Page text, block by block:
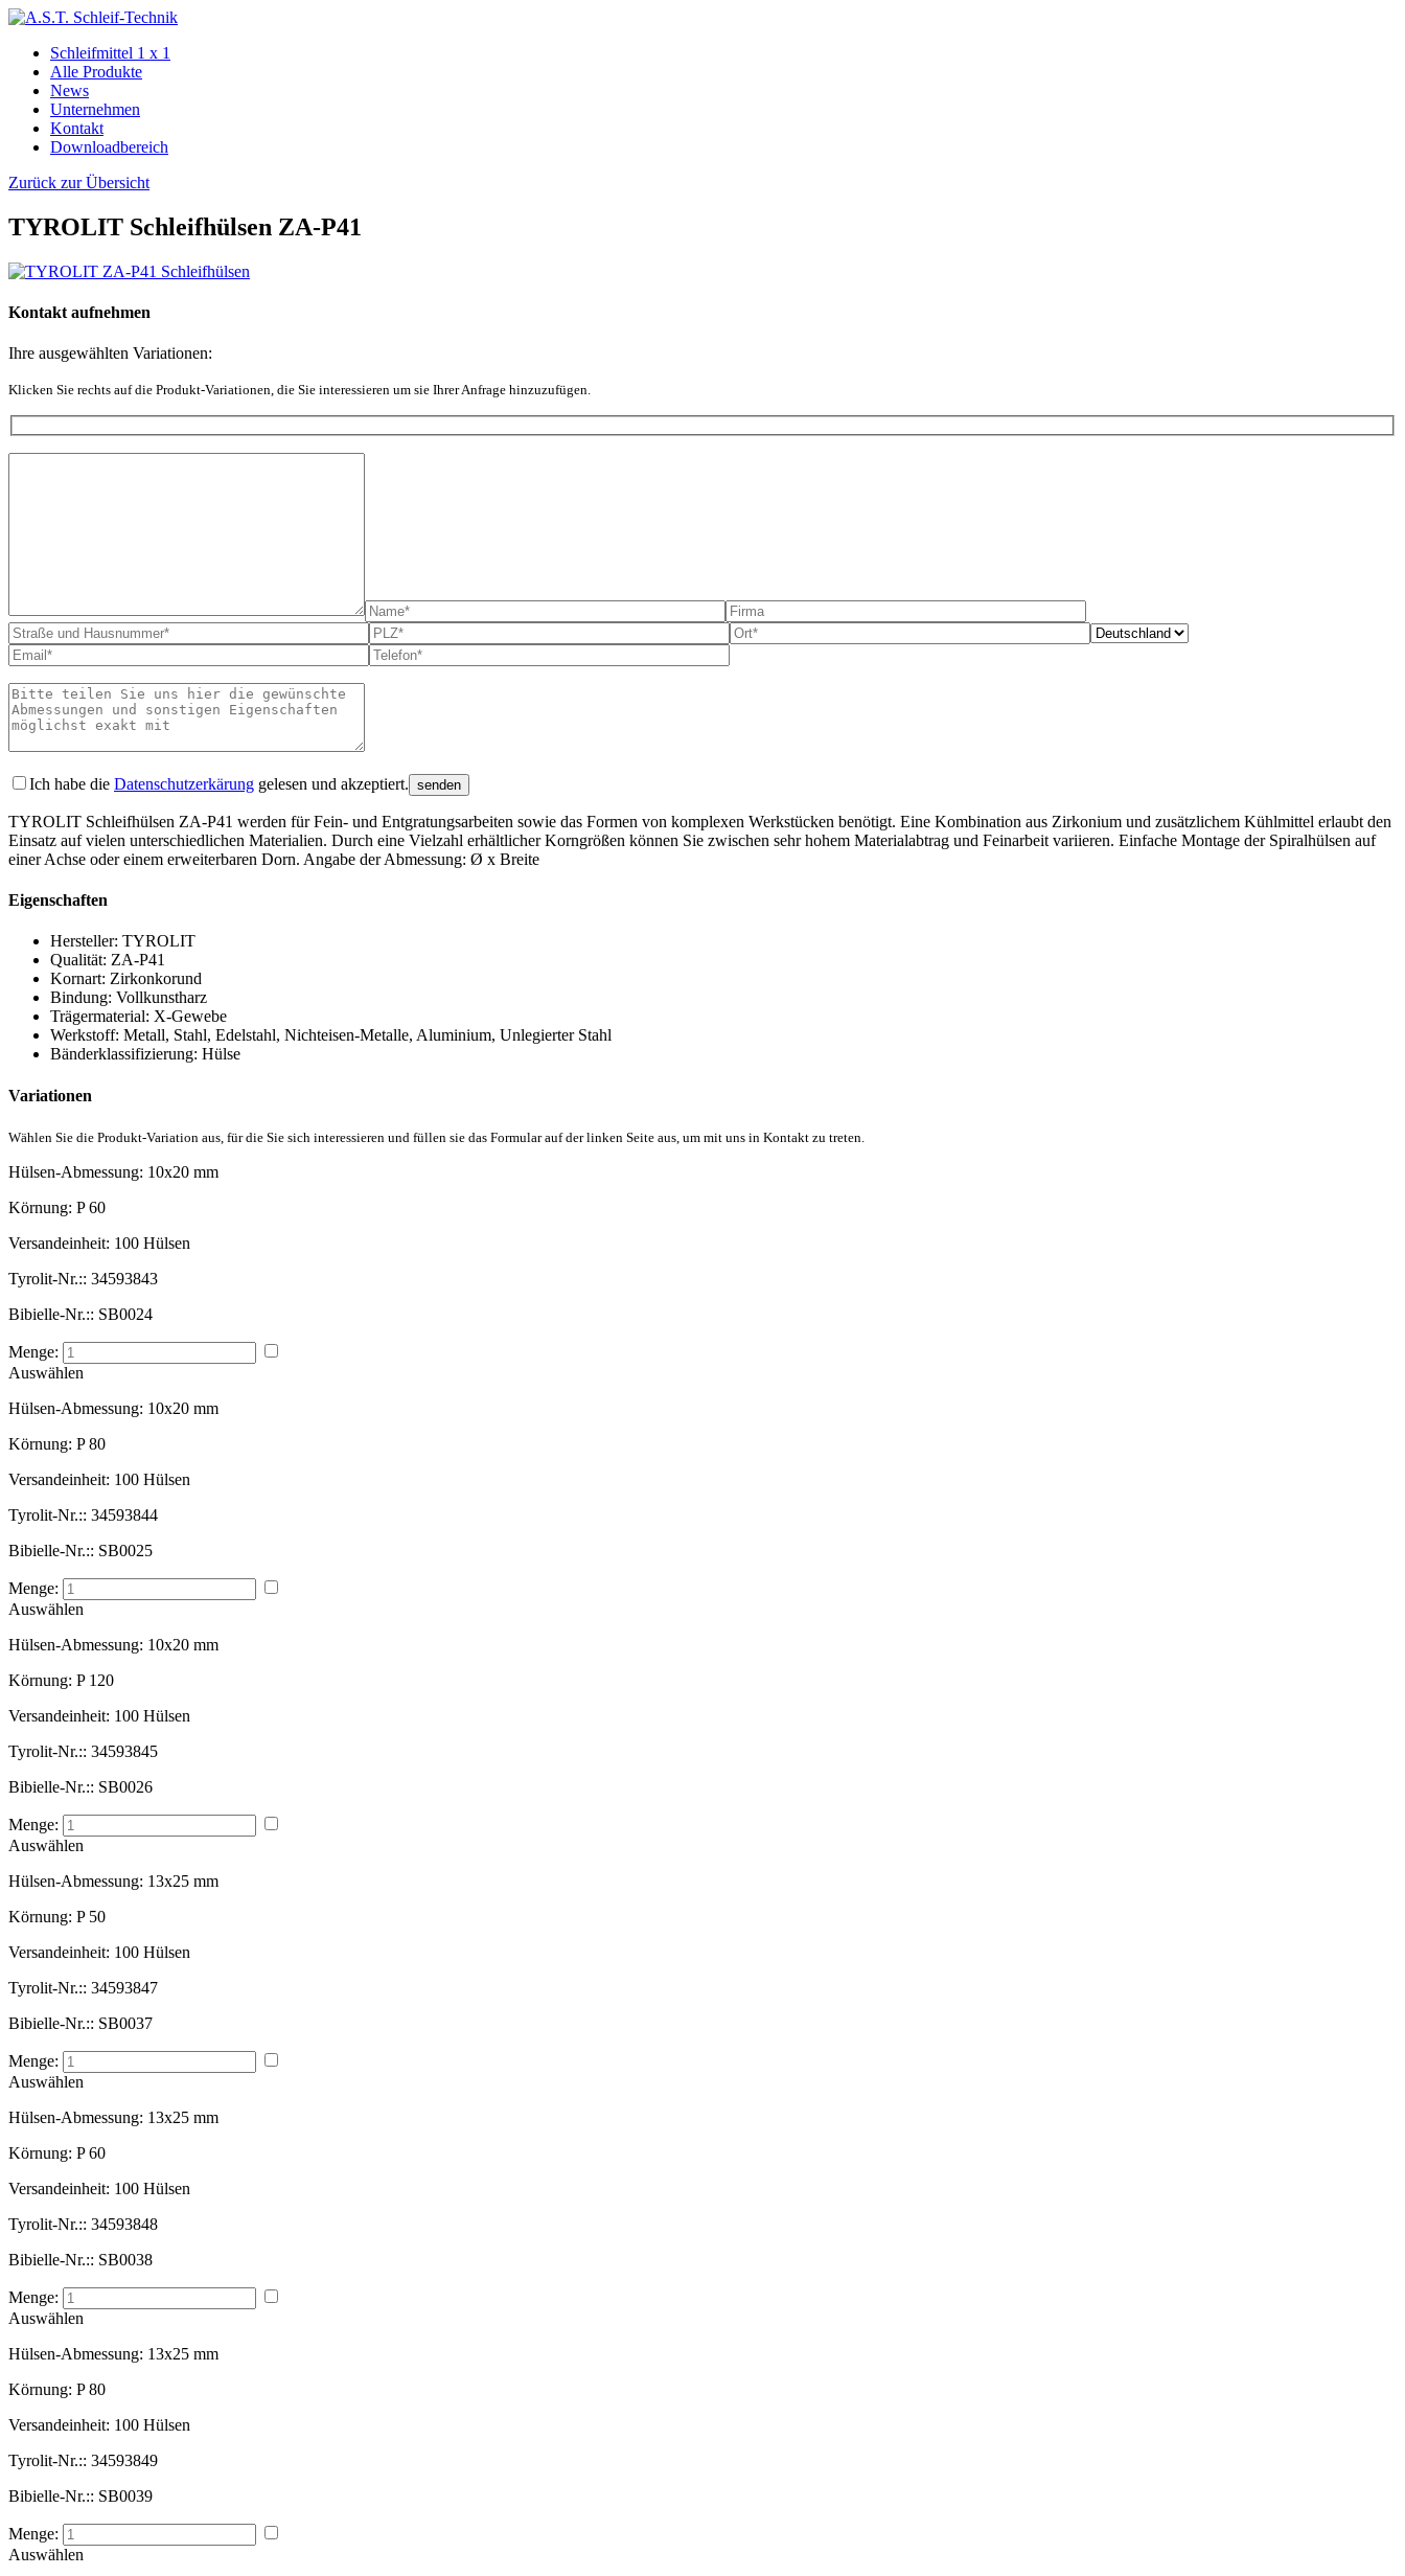
Schleifmittel 1 x 1
Alle Produkte
News
Unternehmen
Kontakt
Downloadbereich
Zurück zur Übersicht
TYROLIT Schleifhülsen ZA-P41
Kontakt aufnehmen
Ihre ausgewählten Variationen:
Klicken Sie rechts auf die Produkt-Variationen, die Sie interessieren um sie Ihrer Anfrage hinzuzufügen.
Ich habe die Datenschutzerkärung gelesen und akzeptiert.Bitte lasse dieses Feld leer.
TYROLIT Schleifhülsen ZA-P41 werden für Fein- und Ent­gra­tungs­arbeiten sowie das Formen von komplexen Werk­stücken benötigt. Eine Kombi­nation aus Zirkonium und zusätzlichem Kühl­mittel erlaubt den
Einsatz auf vielen unter­schied­lichen Materia­lien. Durch eine Viel­zahl erhält­licher Korn­größen können Sie zwischen sehr hohem Material­abtrag und Fein­arbeit variieren. Einfache Montage der Spiral­hülsen auf
einer Achse oder einem erweiter­baren Dorn. Angabe der Abmessung: Ø x Breite
Eigenschaften
Hersteller: TYROLIT
Qualität: ZA-P41
Kornart: Zirkonkorund
Bindung: Vollkunstharz
Trägermaterial: X-Gewebe
Werkstoff: Metall, Stahl, Edelstahl, Nichteisen-Metalle, Aluminium, Unlegierter Stahl
Bänderklassifizierung: Hülse
Variationen
Wählen Sie die Produkt-Variation aus, für die Sie sich interessieren und füllen sie das Formular auf der linken Seite aus, um mit uns in Kontakt zu treten.
Hülsen-Abmessung: 10x20 mm
Körnung: P 60
Versandeinheit: 100 Hülsen
Tyrolit-Nr.:: 34593843
Bibielle-Nr.:: SB0024
Menge:
Auswählen
Hülsen-Abmessung: 10x20 mm
Körnung: P 80
Versandeinheit: 100 Hülsen
Tyrolit-Nr.:: 34593844
Bibielle-Nr.:: SB0025
Menge:
Auswählen
Hülsen-Abmessung: 10x20 mm
Körnung: P 120
Versandeinheit: 100 Hülsen
Tyrolit-Nr.:: 34593845
Bibielle-Nr.:: SB0026
Menge:
Auswählen
Hülsen-Abmessung: 13x25 mm
Körnung: P 50
Versandeinheit: 100 Hülsen
Tyrolit-Nr.:: 34593847
Bibielle-Nr.:: SB0037
Menge:
Auswählen
Hülsen-Abmessung: 13x25 mm
Körnung: P 60
Versandeinheit: 100 Hülsen
Tyrolit-Nr.:: 34593848
Bibielle-Nr.:: SB0038
Menge:
Auswählen
Hülsen-Abmessung: 13x25 mm
Körnung: P 80
Versandeinheit: 100 Hülsen
Tyrolit-Nr.:: 34593849
Bibielle-Nr.:: SB0039
Menge:
Auswählen